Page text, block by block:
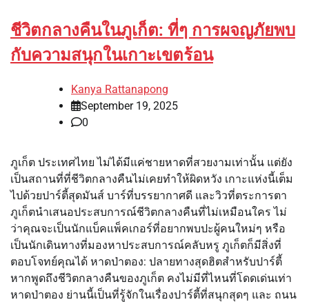
ชีวิตกลางคืนในภูเก็ต: ที่ๆ การผจญภัยพบ
กับความสนุกในเกาะเขตร้อน
Kanya Rattanapong
September 19, 2025
0
ภูเก็ต ประเทศไทย ไม่ได้มีแค่ชายหาดที่สวยงามเท่านั้น แต่ยัง
เป็นสถานที่ที่ชีวิตกลางคืนไม่เคยทำให้ผิดหวัง เกาะแห่งนี้เต็ม
ไปด้วยปาร์ตี้สุดมันส์ บาร์ที่บรรยากาศดี และวิวที่ตระการตา
ภูเก็ตนำเสนอประสบการณ์ชีวิตกลางคืนที่ไม่เหมือนใคร ไม่
ว่าคุณจะเป็นนักแบ็คแพ็คเกอร์ที่อยากพบปะผู้คนใหม่ๆ หรือ
เป็นนักเดินทางที่มองหาประสบการณ์คลับหรู ภูเก็ตก็มีสิ่งที่
ตอบโจทย์คุณได้ หาดป่าตอง: ปลายทางสุดฮิตสำหรับปาร์ตี้
หากพูดถึงชีวิตกลางคืนของภูเก็ต คงไม่มีที่ไหนที่โดดเด่นเท่า
หาดป่าตอง ย่านนี้เป็นที่รู้จักในเรื่องปาร์ตี้ที่สนุกสุดๆ และ ถนน